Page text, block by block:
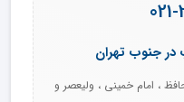
در جنوب تهران
، امام خمینی ، ولیعصر و